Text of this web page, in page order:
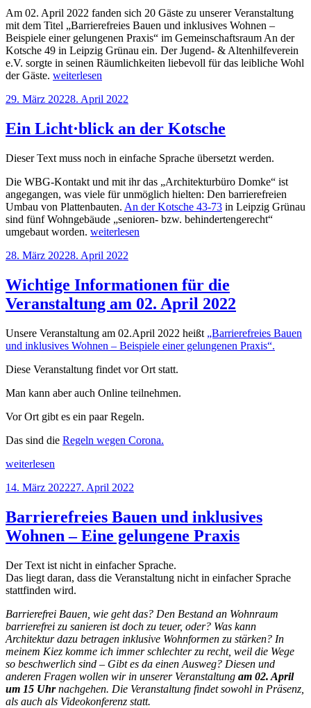
Am 02. April 2022 fanden sich 20 Gäste zu unserer Veranstaltung
mit dem Titel „Barrierefreies Bauen und inklusives Wohnen –
Beispiele einer gelungenen Praxis“ im Gemeinschaftsraum An der
Kotsche 49 in Leipzig Grünau ein. Der Jugend- & Altenhilfeverein
e.V. sorgte in seinen Räumlichkeiten liebevoll für das leibliche Wohl
der Gäste. „#mitgeschnitten:
Bauen
inklusives
Wohnen
Beispiele
gelungenen
Praxis“
weiterlesen
Veröffentlicht
29. März 20228. April 2022
Ein Licht·blick an der Kotsche
Dieser Text muss noch in einfache Sprache übersetzt werden.
Die WBG-Kontakt und mit ihr das „Architekturbüro Domke“ ist
angegangen, was viele für unmöglich hielten: Den barrierefreien
Umbau von Plattenbauten. An der Kotsche 43-73 in Leipzig Grünau
sind fünf Wohngebäude „senioren- bzw. behindertengerecht“
umgebaut worden. „Ein
an
Kotsche“
weiterlesen
Veröffentlicht
28. März 20228. April 2022
Wichtige Informationen für die
Veranstaltung am 02. April 2022
Unsere Veranstaltung am 02.April 2022 heißt „Barrierefreies Bauen
und inklusives Wohnen – Beispiele einer gelungenen Praxis“.
Diese Veranstaltung findet vor Ort statt.
Man kann aber auch Online teilnehmen.
Vor Ort gibt es ein paar Regeln.
Das sind die Regeln wegen Corona.
„Wichtige
für
Veranstaltung
am
02.
2022“
weiterlesen
Veröffentlicht
14. März 202227. April 2022
Barrierefreies Bauen und inklusives
Wohnen – Eine gelungene Praxis
Der Text ist nicht in einfacher Sprache.
Das liegt daran, dass die Veranstaltung nicht in einfacher Sprache
stattfinden wird.
Barrierefrei Bauen, wie geht das? Den Bestand an Wohnraum
barrierefrei zu sanieren ist doch zu teuer, oder? Was kann
Architektur dazu betragen inklusive Wohnformen zu stärken? In
meinem Kiez komme ich immer schlechter zu recht, weil die Wege
so beschwerlich sind – Gibt es da einen Ausweg? Diesen und
anderen Fragen wollen wir in unserer Veranstaltung am 02. April
um 15 Uhrnachgehen. Die Veranstaltung findet sowohl in Präsenz,
als auch als Videokonferenz statt.